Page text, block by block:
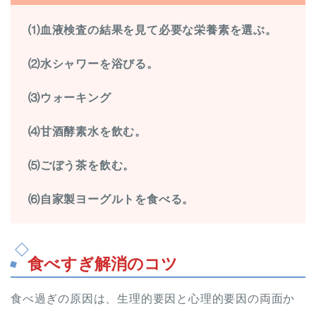
⑴血液検査の結果を見て必要な栄養素を選ぶ。
⑵水シャワーを浴びる。
⑶ウォーキング
⑷甘酒酵素水を飲む。
⑸ごぼう茶を飲む。
⑹自家製ヨーグルトを食べる。
食べすぎ解消のコツ
食べ過ぎの原因は、生理的要因と心理的要因の両面か